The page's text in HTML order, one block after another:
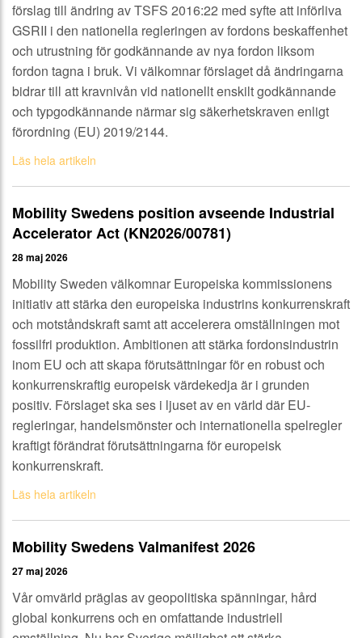
förslag till ändring av TSFS 2016:22 med syfte att införliva
GSRII i den nationella regleringen av fordons beskaffenhet
och utrustning för godkännande av nya fordon liksom
fordon tagna i bruk. Vi välkomnar förslaget då ändringarna
bidrar till att kravnivån vid nationellt enskilt godkännande
och typgodkännande närmar sig säkerhetskraven enligt
förordning (EU) 2019/2144.
Läs hela artikeln
Mobility Swedens position avseende Industrial
Accelerator Act (KN2026/00781)
28 maj 2026
Mobility Sweden välkomnar Europeiska kommissionens
initiativ att stärka den europeiska industrins konkurrenskraft
och motståndskraft samt att accelerera omställningen mot
fossilfri produktion. Ambitionen att stärka fordonsindustrin
inom EU och att skapa förutsättningar för en robust och
konkurrenskraftig europeisk värdekedja är i grunden
positiv. Förslaget ska ses i ljuset av en värld där EU-
regleringar, handelsmönster och internationella spelregler
kraftigt förändrat förutsättningarna för europeisk
konkurrenskraft.
Läs hela artikeln
Mobility Swedens Valmanifest 2026
27 maj 2026
Vår omvärld präglas av geopolitiska spänningar, hård
global konkurrens och en omfattande industriell